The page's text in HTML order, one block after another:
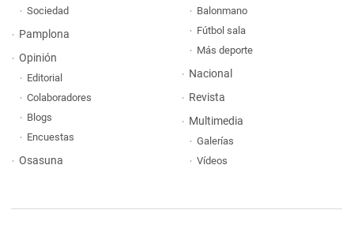
Sociedad
Pamplona
Opinión
Editorial
Colaboradores
Blogs
Encuestas
Osasuna
Balonmano
Fútbol sala
Más deporte
Nacional
Revista
Multimedia
Galerías
Vídeos